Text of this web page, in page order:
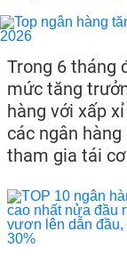
Trong 6 tháng
mức tăng
hàng với xấp
các ngân
tham gia tái